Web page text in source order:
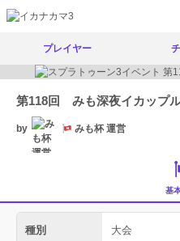
プレイヤー
第118回 みも深夜イカップ
by みも杯 運営
基
種別 大会